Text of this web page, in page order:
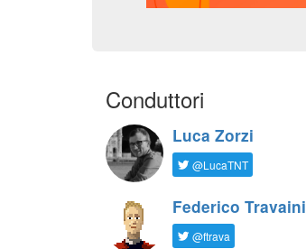
Conduttori
Luca Zorzi
@LucaTNT
Federico Travaini
@ftrava